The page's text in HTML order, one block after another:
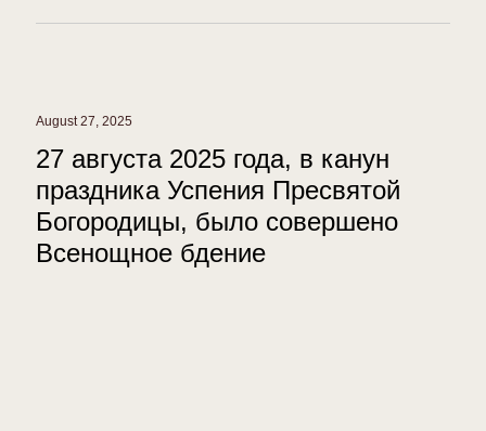
August 27, 2025
27 августа 2025 года, в канун
праздника Успения Пресвятой
Богородицы, было совершено
Всенощное бдение